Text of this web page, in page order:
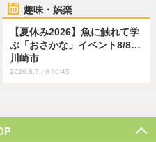
趣味・娯楽
【夏休み2026】魚に触れて学
ぶ「おさかな」イベント8/8…
川崎市
2026.8.7 Fri 10:45